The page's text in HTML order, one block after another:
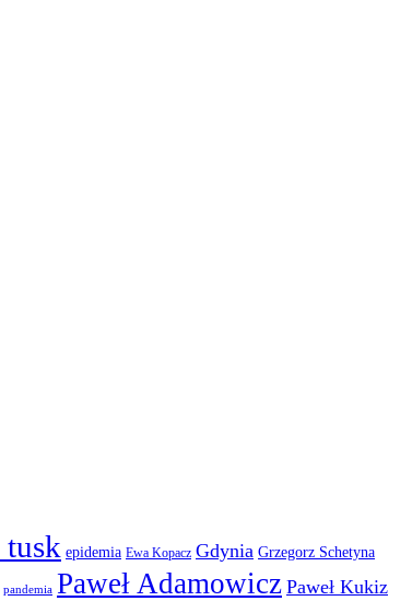
epidemia Ewa Kopacz Gdynia Grzegorz Schetyna
pandemia Paweł Adamowicz Paweł Kukiz